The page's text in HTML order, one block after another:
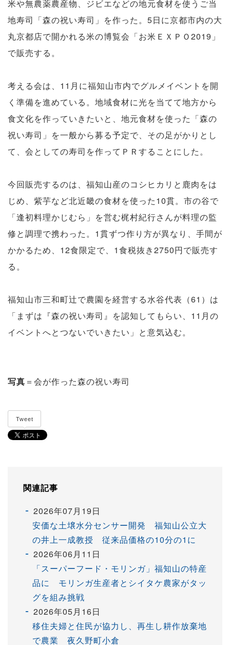
米や無農薬農産物、ジビエなどの地元食材を使うご当
地寿司「森の祝い寿司」を作った。5日に京都市内の大
丸京都店で開かれる米の博覧会「お米ＥＸＰＯ2019」
で販売する。
考える会は、11月に福知山市内でグルメイベントを開
く準備を進めている。地域食材に光を当てて地方から
食文化を作っていきたいと、地元食材を使った「森の
祝い寿司」を一般から募る予定で、その足がかりとし
て、会としての寿司を作ってＰＲすることにした。
今回販売するのは、福知山産のコシヒカリと鹿肉をは
じめ、紫芋など北近畿の食材を使った10貫。市の谷で
「逢初料理かじむら」を営む梶村紀行さんが料理の監
修と調理で携わった。1貫ずつ作り方が異なり、手間が
かかるため、12食限定で、1食税抜き2750円で販売す
る。
福知山市三和町辻で農園を経営する水谷代表（61）は
「まずは『森の祝い寿司』を認知してもらい、11月の
イベントへとつないでいきたい」と意気込む。
写真 ＝会が作った森の祝い寿司
Tweet
関連記事
2026年07月19日
安価な土壌水分センサー開発 福知山公立大
の井上一成教授 従来品価格の10分の1に
2026年06月11日
「スーパーフード・モリンガ」福知山の特産
品に モリンガ生産者とシイタケ農家がタッ
グを組み挑戦
2026年05月16日
移住夫婦と住民が協力し、再生し耕作放棄地
で農業 夜久野町小倉